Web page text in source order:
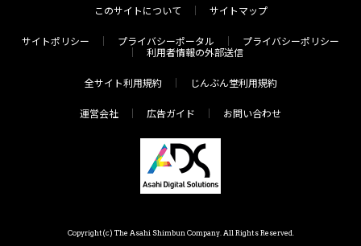
このサイトについて サイトマップ
サイトポリシー プライバシーポータル
プライバシーポリシー
利用者情報の外部送信
全サイト利用規約 じんぶん堂利用規約
運営会社 広告ガイド お問い合わせ
Copyright(c) The Asahi Shimbun Company. All Rights Reserved.